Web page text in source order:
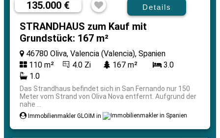
135.000 € Details
STRANDHAUS zum Kauf mit
Grundstück: 167 m²
46780 Oliva, Valencia (Valencia), Spanien
110 m²
4.0 Zi 167 m²
3.0
1.0
Das Strandhaus befindet sich in San Fernando nur 150
Meter vom Strand von Oliva Nova entfernt. Aufgrund der
nahe ...
Immobilienmakler GLOIM in